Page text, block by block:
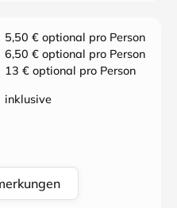
5,50 € optional pro Person
6,50 € optional pro Person
13 € optional pro Person
inklusive